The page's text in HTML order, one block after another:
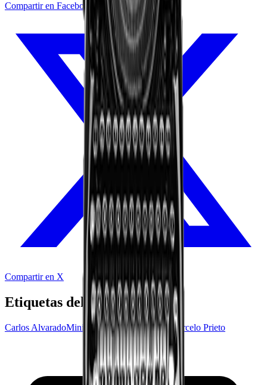
Compartir en Facebook
Compartir en X
Etiquetas del audio
Carlos AlvaradoMinisterio de la Presidencia Marcelo Prieto